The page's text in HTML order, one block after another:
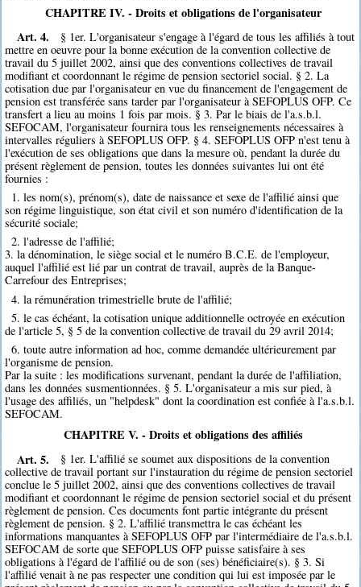
CHAPITRE IV. - Droits et obligations de l'organisateur
Art. 4.
§ 1er. L'organisateur s'engage à l'égard de tous les affiliés à tout
mettre en oeuvre pour la bonne exécution de la convention collective de
travail du 5 juillet 2002, ainsi que des conventions collectives de travail
modifiant et coordonnant le régime de pension sectoriel social. § 2. La
cotisation due par l'organisateur en vue du financement de l'engagement de
pension est transférée sans tarder par l'organisateur à SEFOPLUS OFP. Ce
transfert a lieu au moins 1 fois par mois. § 3. Par le biais de l'a.s.b.l.
SEFOCAM, l'organisateur fournira tous les renseignements nécessaires à
intervalles réguliers à SEFOPLUS OFP. § 4. SEFOPLUS OFP n'est tenu à
l'exécution de ses obligations que dans la mesure où, pendant la durée du
présent règlement de pension, toutes les données suivantes lui ont été
fournies :
1. les nom(s), prénom(s), date de naissance et sexe de l'affilié ainsi que
son régime linguistique, son état civil et son numéro d'identification de la
sécurité sociale;
2. l'adresse de l'affilié;
3. la dénomination, le siège social et le numéro B.C.E. de l'employeur,
auquel l'affilié est lié par un contrat de travail, auprès de la Banque-
Carrefour des Entreprises;
4. la rémunération trimestrielle brute de l'affilié;
5. le cas échéant, la cotisation unique additionnelle octroyée en exécution
de l'article 5, § 5 de la convention collective de travail du 29 avril 2014;
6. toute autre information ad hoc, comme demandée ultérieurement par
l'organisme de pension.
Par la suite : les modifications survenant, pendant la durée de l'affiliation,
dans les données susmentionnées. § 5. L'organisateur a mis sur pied, à
l'usage des affiliés, un "helpdesk" dont la coordination est confiée à l'a.s.b.l.
SEFOCAM.
CHAPITRE V. - Droits et obligations des affiliés
Art. 5.
§ 1er. L'affilié se soumet aux dispositions de la convention
collective de travail portant sur l'instauration du régime de pension sectoriel
conclue le 5 juillet 2002, ainsi que des conventions collectives de travail
modifiant et coordonnant le régime de pension sectoriel social et du présent
règlement de pension. Ces documents font partie intégrante du présent
règlement de pension. § 2. L'affilié transmettra le cas échéant les
informations manquantes à SEFOPLUS OFP par l'intermédiaire de l'a.s.b.l.
SEFOCAM de sorte que SEFOPLUS OFP puisse satisfaire à ses
obligations à l'égard de l'affilié ou de son (ses) bénéficiaire(s). § 3. Si
l'affilié venait à ne pas respecter une condition qui lui est imposée par le